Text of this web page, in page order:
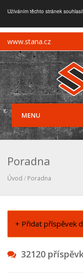
Užíváním těchto stránek
www.stana.cz
MENU
Poradna
Úvod / Poradna
+ Přidat příspěvek
32120